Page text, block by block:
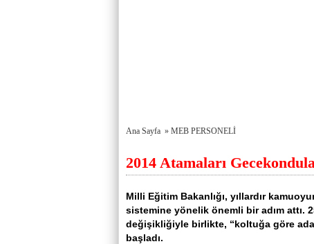
Ana Sayfa » MEB PERSONELİ
2014 Atamaları
Milli Eğitim Bakanlığı, yıllardır
sistemine yönelik önemli bir adım attı.
değişikliğiyle birlikte, “koltuğa göre
başladı.